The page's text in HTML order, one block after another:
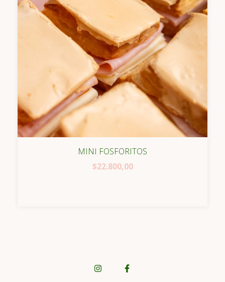
MINI FOSFORITOS
$22.800,00